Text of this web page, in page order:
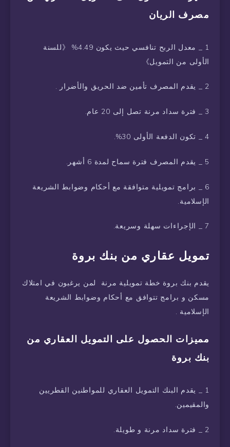
مصرف الريان
1 _ معدل الربح تنافسي حيث يكون 4.49% 《للسنة
الأولى من التمويل》
2 _ يقدم المصرف تأمين ضد الحريق والأضرار .
3 _ فترة سداد مرنة تصل إلى 20 عام.
4 _ تكون الدفعة الأولى 30%.
5 _ يقدم المصرف فترة سماح لمدة 6 أشهر.
6 _ برامج تمويلية متوافقة مع أحكام وضوابط الشريعة
الإسلامية.
7 _ الإجراءات سهلة وسريعة.
تمويل عقاري من بنك بروة
يقدم بنك بروة خطة تمويلية مرنة لمن يرغبون في امتلاك
مسكن و برامج تتوافق مع أحكام وضوابط الشريعة
الإسلامية .
مميزات الحصول على التمويل العقاري من
بنك بروة
1 _ يقدم البنك التمويل العقاري للمواطنين القطريين
والمقيمين.
2 _ فترة سداد مرنة و طويلة.